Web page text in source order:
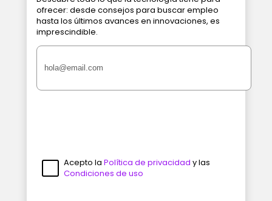
ofrecer: desde consejos para buscar empleo
hasta los últimos avances en innovaciones, es
imprescindible.
Acepto la Política de privacidad y las
Condiciones de uso